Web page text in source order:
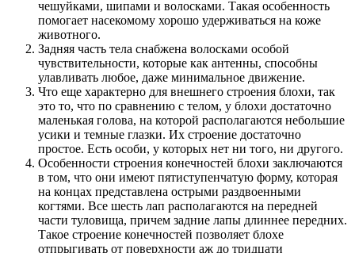
чешуйками, шипами и волосками. Такая особенность
помогает насекомому хорошо удерживаться на коже
животного.
Задняя часть тела снабжена волосками особой
чувствительности, которые как антенны, способны
улавливать любое, даже минимальное движение.
Что еще характерно для внешнего строения блохи, так
это то, что по сравнению с телом, у блохи достаточно
маленькая голова, на которой располагаются небольшие
усики и темные глазки. Их строение достаточно
простое. Есть особи, у которых нет ни того, ни другого.
Особенности строения конечностей блохи заключаются
в том, что они имеют пятиступенчатую форму, которая
на концах представлена острыми раздвоенными
когтями. Все шесть лап располагаются на передней
части туловища, причем задние лапы длиннее передних.
Такое строение конечностей позволяет блохе
отпрыгивать от поверхности аж до тридцати